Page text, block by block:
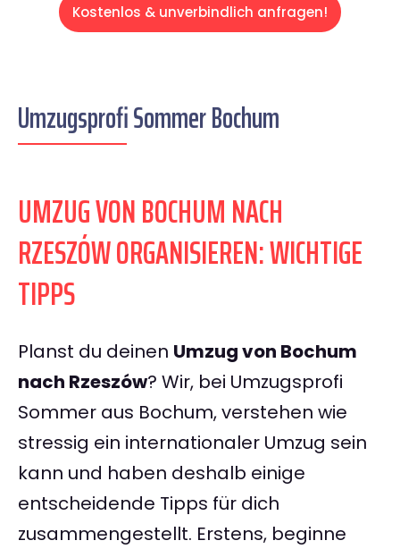
Kostenlos & unverbindlich anfragen!
Umzugsprofi Sommer Bochum
UMZUG VON BOCHUM NACH
RZESZÓW ORGANISIEREN: WICHTIGE
TIPPS
Planst du deinen Umzug von Bochum
nach Rzeszów? Wir, bei Umzugsprofi
Sommer aus Bochum, verstehen wie
stressig ein internationaler Umzug sein
kann und haben deshalb einige
entscheidende Tipps für dich
zusammengestellt. Erstens, beginne